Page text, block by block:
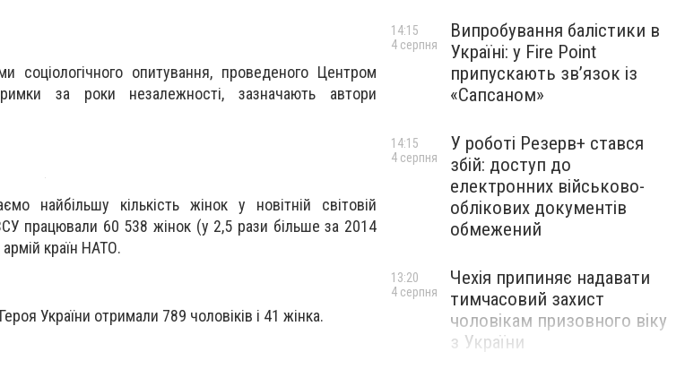
соціологічного опитування, проведеного Центром
за роки незалежності, зазначають автори
найбільшу кількість жінок у новітній світовій
працювали 60 538 жінок (у 2,5 рази більше за 2014
країн НАТО.
України отримали 789 чоловіків і 41 жінка.
Випробування балістики в
Україні: у Fire Point
припускають зв’язок із
«Сапсаном»
14:15
4 серпня
У роботі Резерв+ стався
збій: доступ до
електронних військово-
облікових документів
обмежений
14:15
4 серпня
Чехія припиняє надавати
тимчасовий захист
чоловікам призовного віку
з України
13:20
4 серпня